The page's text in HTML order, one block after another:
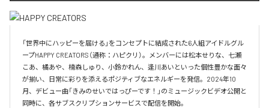
「世界中にハッピーを届ける」をコンセプトに結成された6人組アイドルグル
ープHAPPY CREATORS（通称：ハピクリ）。メンバーには松本せりな、七瀬
こあ、橘あや、楠森しゅり、小鈴かれん、逢川あいといった個性豊かな面々
が揃い、日常に彩りを添えるポジティブなエネルギーを発信。2024年10
月、デビュー曲「きみのせいではっぴーです！」のミュージックビデオ公開と
同時に、各サブスクリプションサービスで配信を開始。